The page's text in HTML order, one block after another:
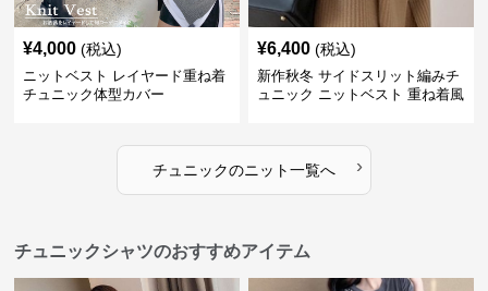
¥4,000 (税込)
ニットベスト レイヤード重ね着
チュニック体型カバー
¥6,400 (税込)
新作秋冬 サイドスリット編みチ
ュニック ニットベスト 重ね着風
チュニックのニット一覧へ ›
チュニックシャツのおすすめアイテム